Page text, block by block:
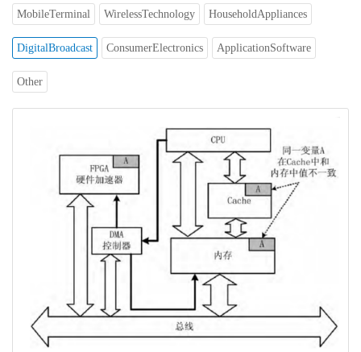
MobileTerminal WirelessTechnology HouseholdAppliances
DigitalBroadcast ConsumerElectronics ApplicationSoftware
Other